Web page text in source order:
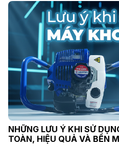
toàn.
NHỮNG LƯU Ý KHI SỬ
TOÀN, HIỆU QUẢ VÀ BỀN